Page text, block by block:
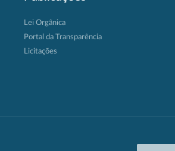
Lei Orgânica
Portal da Transparência
Licitações